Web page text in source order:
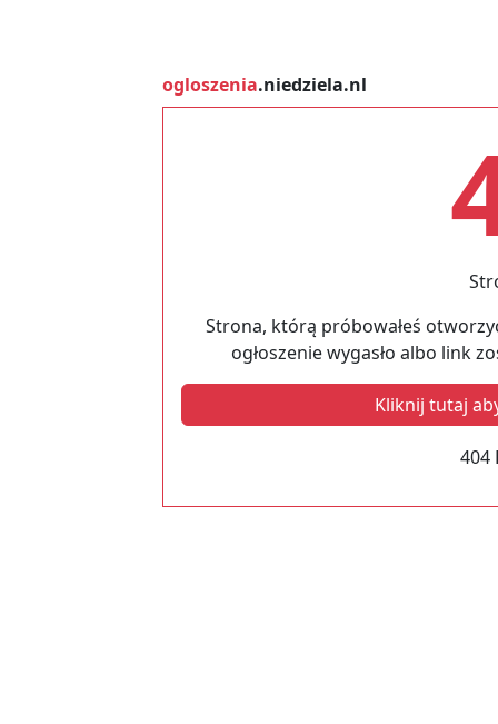
ogloszenia.niedziela.nl
Strona, którą próbowałeś
ogłoszenie wygasło albo link
Kliknij tutaj
404